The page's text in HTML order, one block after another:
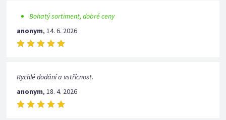
Bohatý sortiment, dobré ceny
anonym,14. 6. 2026
Rychlé dodání a vstřícnost.
anonym,18. 4. 2026